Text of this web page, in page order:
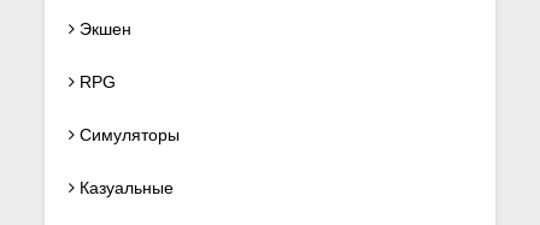
Экшен
RPG
Симуляторы
Казуальные